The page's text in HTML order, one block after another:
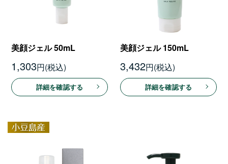
美顔ジェル 50mL
1,303円
詳細を確認する
美顔ジェル 150mL
3,432円
詳細を確認する